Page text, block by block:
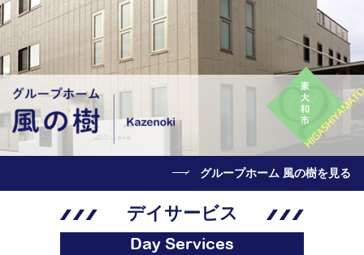
グループホーム 風の樹を見る
デイサービス
Day Services